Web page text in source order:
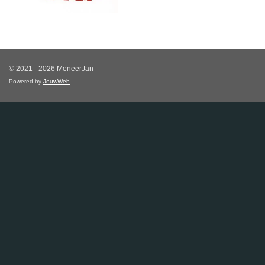
© 2021 - 2026 MeneerJan
Powered by JouwWeb